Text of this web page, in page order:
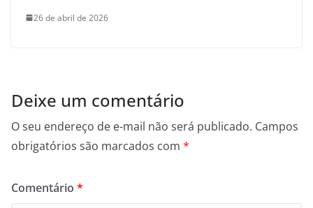
26 de abril de 2026
Deixe um comentário
O seu endereço de e-mail não será publicado. Campos
obrigatórios são marcados com *
Comentário *